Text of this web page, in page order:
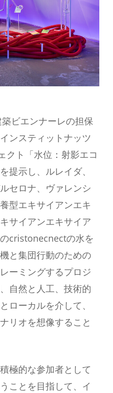
ビエンナーレの担保
ンスティットナッツ
クト「水位：射影エコ
提示し、ルレイダ、
セロナ、ヴァレンシ
型エキサイアンエキ
サイアンエキサイア
cristonecnectの水を
と集団行動のための
ーミングするプロジ
自然と人工、技術的
ローカルを介して、
リオを想像すること
極的な参加者として
ことを目指して、イ